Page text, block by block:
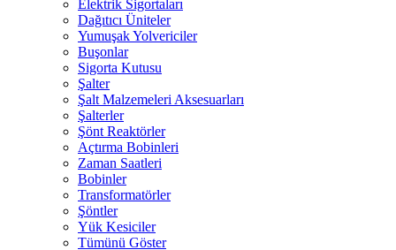
Elektrik Sigortaları
Dağıtıcı Üniteler
Yumuşak Yolvericiler
Buşonlar
Sigorta Kutusu
Şalter
Şalt Malzemeleri Aksesuarları
Şalterler
Şönt Reaktörler
Açtırma Bobinleri
Zaman Saatleri
Bobinler
Transformatörler
Şöntler
Yük Kesiciler
Tümünü Göster